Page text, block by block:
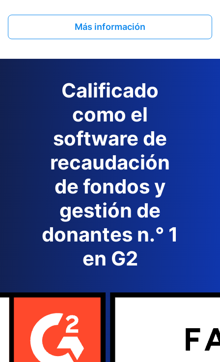
Más información
Calificado
como el
software de
recaudación
de fondos y
gestión de
donantes n.° 1
en G2